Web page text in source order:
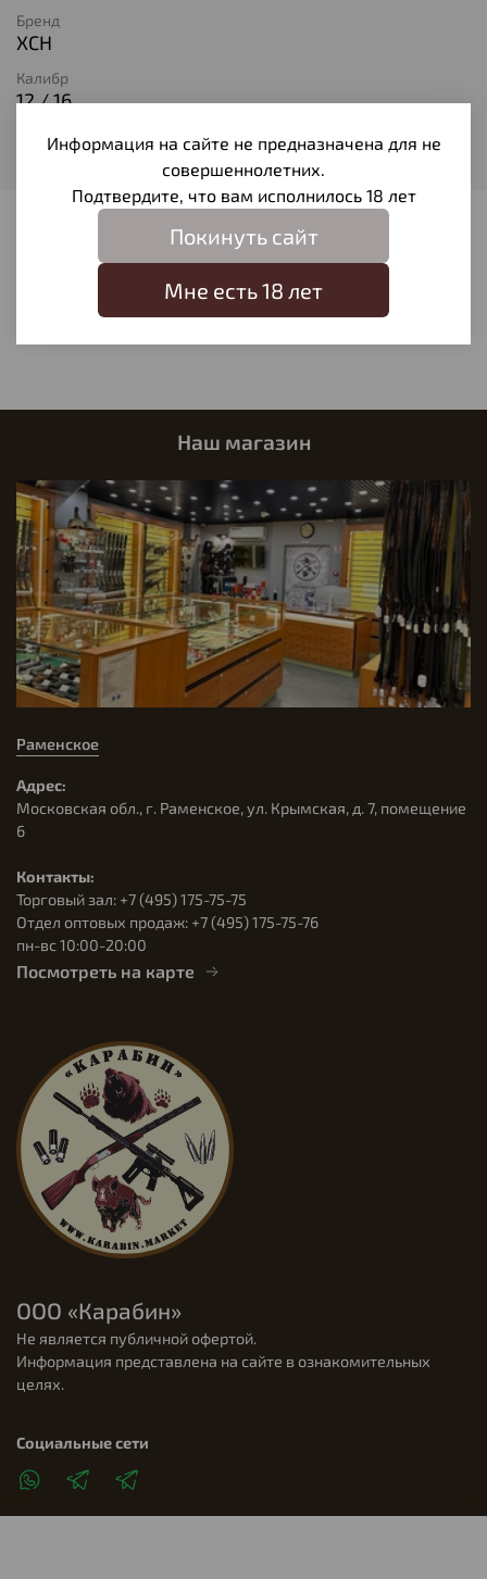
старинной технологии, не боится влаги, ружейного
масла и солнечных лучей. Изделия, выполненные из
этой кожи, будут служить долгие годы, сохраняя свой
первозданный вид.
Бренд
ХСН
Калибр
12 / 16
Материал
Натуральная кожа
Отзывов еще никто не оставлял
Написать отзыв
Наш магазин
Раменское
Адрес:
Московская обл., г. Раменское, ул. Крымская, д. 7, помещение
6
Контакты:
Торговый зал: +7 (495) 175-75-75
Отдел оптовых продаж: +7 (495) 175-75-76
пн-вс 10:00-20:00
Посмотреть на карте
ООО «Карабин»
Не является публичной офертой.
Информация представлена на сайте в ознакомительных
целях.
Социальные сети
Информация на сайте не предназначена для не
совершеннолетних.
Подтвердите, что вам исполнилось 18 лет
Покинуть сайт
Мне есть 18 лет